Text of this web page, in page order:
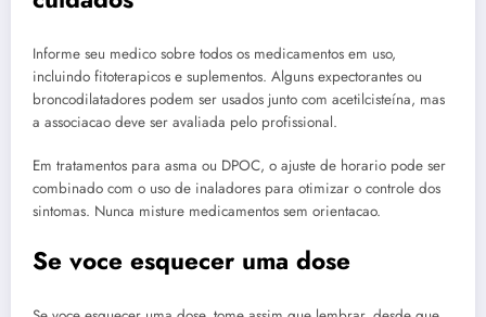
Informe seu medico sobre todos os medicamentos em uso,
incluindo fitoterapicos e suplementos. Alguns expectorantes ou
broncodilatadores podem ser usados junto com acetilcisteína, mas
a associacao deve ser avaliada pelo profissional.
Em tratamentos para asma ou DPOC, o ajuste de horario pode ser
combinado com o uso de inaladores para otimizar o controle dos
sintomas. Nunca misture medicamentos sem orientacao.
Se voce esquecer uma dose